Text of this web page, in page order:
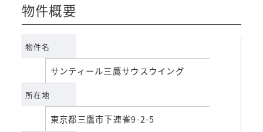
物件概要
物件名
サンティール三鷹サウスウイング
所在地
東京都三鷹市下連雀9-2-5